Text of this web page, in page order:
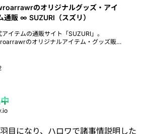
のオリジナルグッズ・アイ
通販 ∞ SUZURI（スズリ）
アイテムの通販サイト「SUZURI」。
のオリジナルアイテム・グッズ販売
（スズリ）。自分だけのTシャツやスマ
目になり、ハロワで諸事情説明した